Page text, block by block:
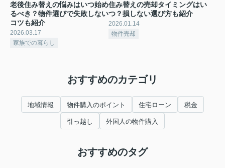
老後住み替えの悩みはいつ始め
るべき？物件選びで失敗しない
コツも紹介
2026.03.17
家族での暮らし
住み替えの売却タイミングはい
つ？損しない選び方も紹介
2026.01.14
物件売却
おすすめのカテゴリ
地域情報 物件購入のポイント 住宅ローン 税金
引っ越し 外国人の物件購入
おすすめのタグ